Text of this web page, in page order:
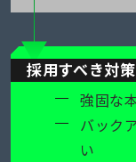
採用すべき対策
強固な
バック
い